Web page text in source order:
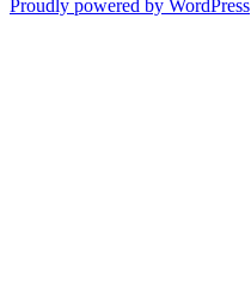
Proudly powered by WordPress